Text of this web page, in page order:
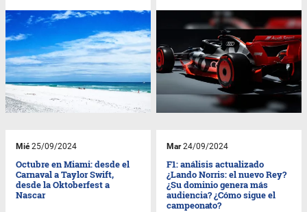
Mié25/09/2024
Octubre en Miami: desde el
Carnaval a Taylor Swift,
desde la Oktoberfest a
Nascar
Mar24/09/2024
F1: análisis actualizado
¿Lando Norris: el nuevo Rey?
¿Su dominio genera más
audiencia? ¿Cómo sigue el
campeonato?